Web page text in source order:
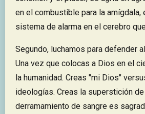
en el combustible para la amígdala,
sistema de alarma en el cerebro
Segundo, luchamos para defender
Una vez que colocas a Dios en el
la humanidad. Creas "mi Dios"
ideologías. Creas la superstición
derramamiento de sangre es